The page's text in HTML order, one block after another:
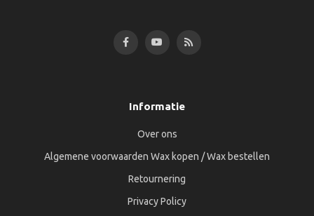
Informatie
Over ons
Algemene voorwaarden Wax kopen / Wax bestellen
Retournering
Privacy Policy